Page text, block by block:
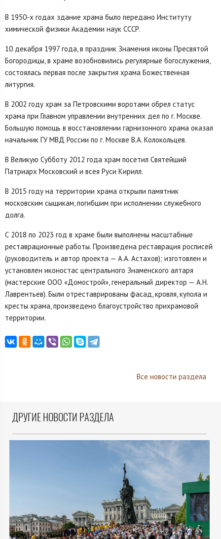
В 1950-х годах здание храма было передано Институту
химической физики Академии наук СССР.
10 декабря 1997 года, в праздник Знамения иконы Пресвятой
Богородицы, в храме возобновились регулярные богослужения,
состоялась первая после закрытия храма Божественная
литургия.
В 2002 году храм за Петровскими воротами обрел статус
храма при Главном управлении внутренних дел по г. Москве.
Большую помощь в восстановлении гарнизонного храма оказал
начальник ГУ МВД России по г. Москве В.А. Колокольцев.
В Великую Субботу 2012 года храм посетил Святейший
Патриарх Московский и всея Руси Кирилл.
В 2015 году на территории храма открыли памятник
московским сыщикам, погибшим при исполнении служебного
долга.
С 2018 по 2023 год в храме были выполнены масштабные
реставрационные работы. Произведена реставрация росписей
(руководитель и автор проекта — А.А. Астахов); изготовлен и
установлен иконостас центрального Знаменского алтаря
(мастерские ООО «Домострой», генеральный директор — А.Н.
Лаврентьев). Были отреставрированы фасад, кровля, купола и
кресты храма, произведено благоустройство прихрамовой
территории.
Все новости раздела
ДРУГИЕ НОВОСТИ РАЗДЕЛА